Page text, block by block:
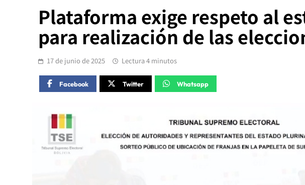
Plataforma exige respeto al
para realización de las
17 de junio de 2025 Lectura 4 minutos
Facebook Twitter Whatsapp